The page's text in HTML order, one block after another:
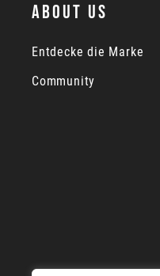
ABOUT US
Entdecke die Marke
Community